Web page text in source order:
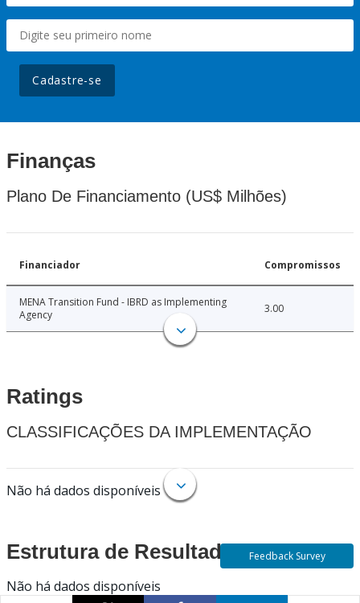
Cadastre-se
Finanças
Plano De Financiamento (US$ Milhões)
Financiador Compromissos
MENA Transition Fund - IBRD as Implementing
Agency
3.00
Ratings
CLASSIFICAÇÕES DA IMPLEMENTAÇÃO
Não há dados disponíveis
Estrutura de Resultados
Não há dados disponíveis
Feedback Survey